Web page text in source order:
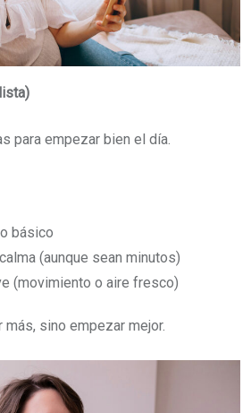
para empezar bien el día.
básico
(aunque sean minutos)
(movimiento o aire fresco)
más, sino empezar mejor.